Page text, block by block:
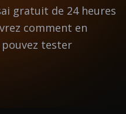
gratuit de 24 heures
comment en
tester